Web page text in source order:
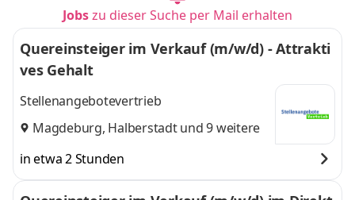
Jobszu dieser Suche per Mail erhalten
Quereinsteiger im Verkauf (m/w/d) - Attrakti
ves Gehalt
Stellenangebotevertrieb
Magdeburg, Halberstadtund 9 weitere
in etwa 2 Stunden